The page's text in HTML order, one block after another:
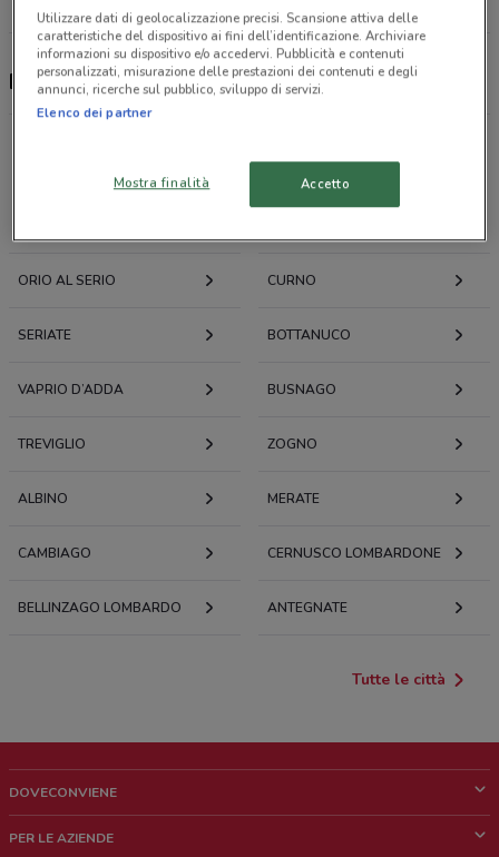
PiùMe, offerte e negozi
Offerte volantini e cataloghi per città nelle vicinanze
ORIO AL SERIO CURNO
SERIATE BOTTANUCO
VAPRIO D’ADDA BUSNAGO
TREVIGLIO ZOGNO
ALBINO MERATE
CAMBIAGO CERNUSCO LOMBARDONE
BELLINZAGO LOMBARDO ANTEGNATE
Tutte le città
DOVECONVIENE
PER LE AZIENDE
Utilizzare dati di geolocalizzazione precisi. Scansione attiva delle
caratteristiche del dispositivo ai fini dell’identificazione. Archiviare
informazioni su dispositivo e/o accedervi. Pubblicità e contenuti
personalizzati, misurazione delle prestazioni dei contenuti e degli
annunci, ricerche sul pubblico, sviluppo di servizi.
Elenco dei partner
Mostra finalità Accetto